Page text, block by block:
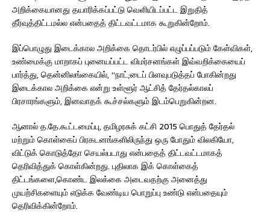
அறிக்கையானது தயாரிக்கப்பட்டு வெளியிடப்பட்ட இறுதித்
தீர்வுத்திட்டமல்ல என்பதைத் திட்டவட்டமாக கூறுகின்றோம்.
இப்பொழுது இடைக்கால அறிக்கை தொடர்பில் எழுப்பப்படும் கேள்விகள்,
உண்மைக்கு மாறாகப் புனையப்பட்ட விமர்சனங்கள் இவ்வறிக்கையைப்
பார்த்து, தென்னிலங்கையில், “நாட்;டைப் பிளவுபடுத்தப் போகின்றது
இடைக்கால அறிக்கை என்று உள்ளூர் ஆட்சித் தேர்தல்காலப்
பிரசாரங்களும், இனவாதக் கூச்சல்களும் இடம்பெறுகின்றன.
ஆனால் த.தே.கூட்டமைப்பு, தமிழரசுக் கட்சி 2015 பொதுத் தேர்தல்
மற்றும் கொள்கைப் பிரகடனங்களிலிருந்து ஒரு போதும் விலகியோ,
விட்டுக் கொடுத்தோ செயல்படாது என்பதைத் திட்டவட்டமாகத்
தெரிவித்துக் கொள்கின்றது. புதிலாக இக் கொள்கைத்
திட்டங்களை,கொண்ட இலக்கை அடைவதற்கு அனைத்து
முயற்சிகளையும் எடுக்க வேண்டிய பொறுப்பு உண்டு என்பதையும்
தெரிவிக்கின்றோம்.